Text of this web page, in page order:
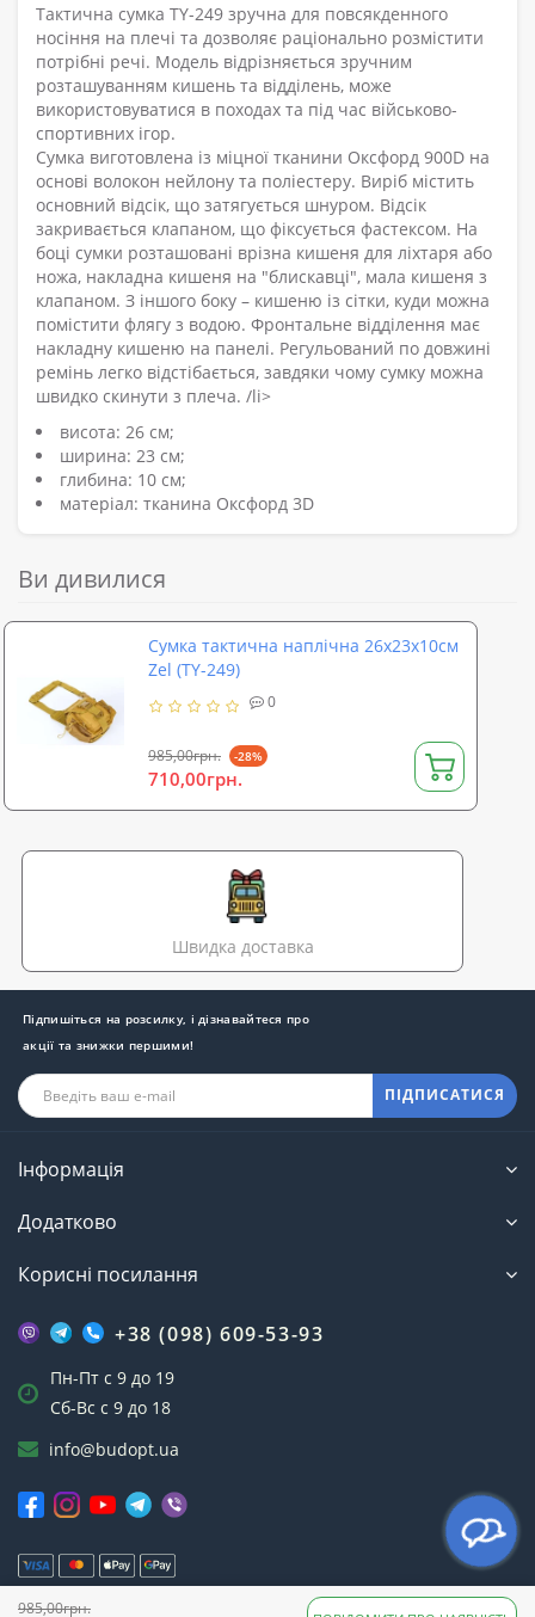
985,00грн.
Тактична сумка TY-249 зручна для повсякденного
носіння на плечі та дозволяє раціонально розмістити
потрібні речі. Модель відрізняється зручним
розташуванням кишень та відділень, може
використовуватися в походах та під час військово-
спортивних ігор.
Сумка виготовлена із міцної тканини Оксфорд 900D на
основі волокон нейлону та поліестеру. Виріб містить
основний відсік, що затягується шнуром. Відсік
закривається клапаном, що фіксується фастексом. На
боці сумки розташовані врізна кишеня для ліхтаря або
ножа, накладна кишеня на "блискавці", мала кишеня з
клапаном. З іншого боку – кишеню із сітки, куди можна
помістити флягу з водою. Фронтальне відділення має
накладну кишеню на панелі. Регульований по довжині
ремінь легко відстібається, завдяки чому сумку можна
швидко скинути з плеча. /li>
висота: 26 см;
ширина: 23 см;
глибина: 10 см;
матеріал: тканина Оксфорд 3D
Ви дивилися
Сумка тактична наплічна 26х23х10см
Zel (TY-249)
0
985,00грн. -28%
710,00грн.
Швидка доставка
Підпишіться на розсилку, і дізнавайтеся про
акції та знижки першими!
ПІДПИСАТИСЯ
Інформація
Додатково
Корисні посилання
+38 (098) 609-53-93
Пн-Пт с 9 до 19
Сб-Вс с 9 до 18
info@budopt.ua